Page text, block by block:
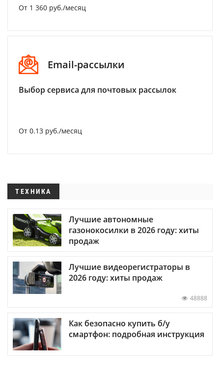
От 1 360 руб./месяц
Email-рассылки
Выбор сервиса для почтовых рассылок
От 0.13 руб./месяц
ТЕХНИКА
Лучшие автономные
газонокосилки в 2026 году: хиты
продаж
Лучшие видеорегистраторы в
2026 году: хиты продаж
48888
Как безопасно купить б/у
смартфон: подробная инструкция